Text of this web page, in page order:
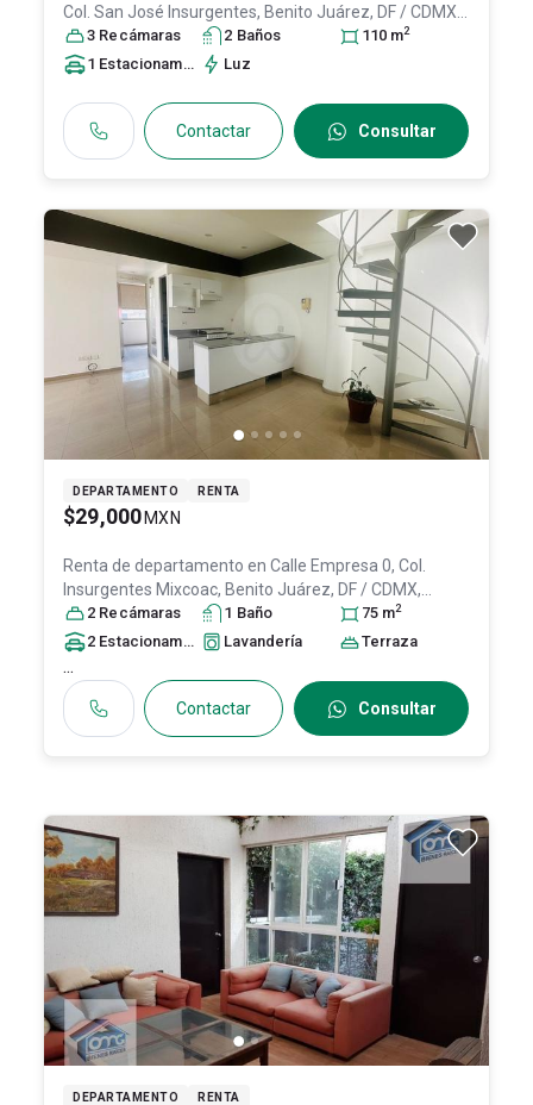
Col. San José Insurgentes, Benito Juárez, DF / CDMX
México, C.P. 03900 , ID:30741244
3 Recámaras 2 Baños 110 m2
1 Estacionamiento Luz
Contactar Consultar
DEPARTAMENTO RENTA
$29,000 MXN
Renta de departamento en Calle Empresa 0, Col.
Insurgentes Mixcoac, Benito Juárez, DF / CDMX,
México, C.P. 03920 , ID:31561516
2 Recámaras 1 Baño 75 m2
2 Estacionamiento sLavandería Terraza
...
Contactar Consultar
DEPARTAMENTO RENTA